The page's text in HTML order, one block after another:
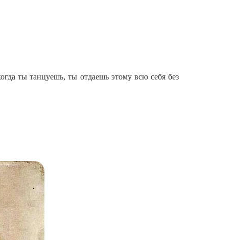
ты танцуешь, ты отдаешь этому всю себя без